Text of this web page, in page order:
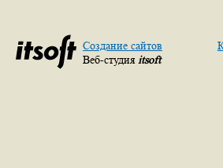
Создание сайтов
Веб-студия itsoft